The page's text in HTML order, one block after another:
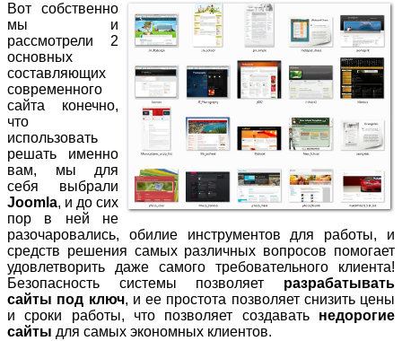
Вот собственно
мы и
рассмотрели 2
основных
составляющих
современного
сайта конечно,
что
использовать
решать именно
вам, мы для
себя выбрали
Joomla, и до сих
пор в ней не
разочаровались, обилие инструментов для работы, и
средств решения самых различных вопросов помогает
удовлетворить даже самого требовательного клиента!
Безопасность системы позволяет разрабатывать
сайты под ключ, и ее простота позволяет снизить цены
и сроки работы, что позволяет создавать недорогие
сайты для самых экономных клиентов.